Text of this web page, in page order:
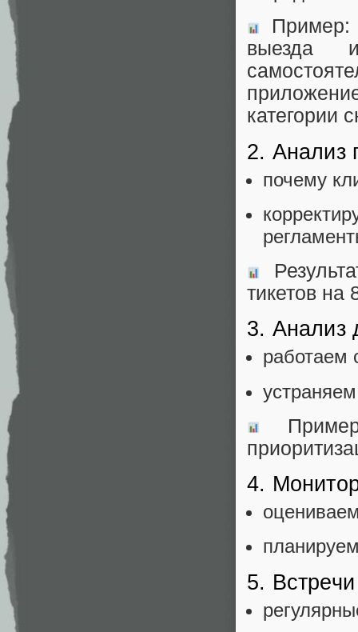
Пример:
выезда
категории
2. Анализ
почему
тикетов на
3. Анализ
работаем
4.
5.